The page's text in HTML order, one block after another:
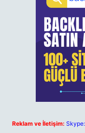
Reklam ve İletişim: